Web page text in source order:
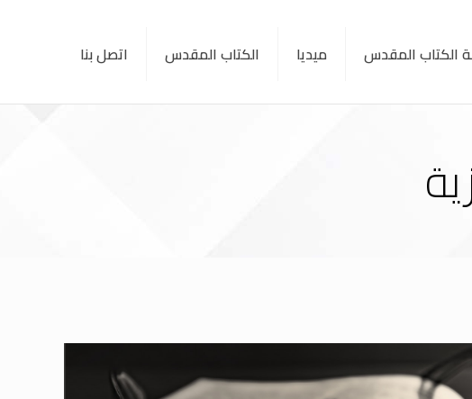
الكتاب المقدس ميديا الكتاب المقدس اتصل بنا